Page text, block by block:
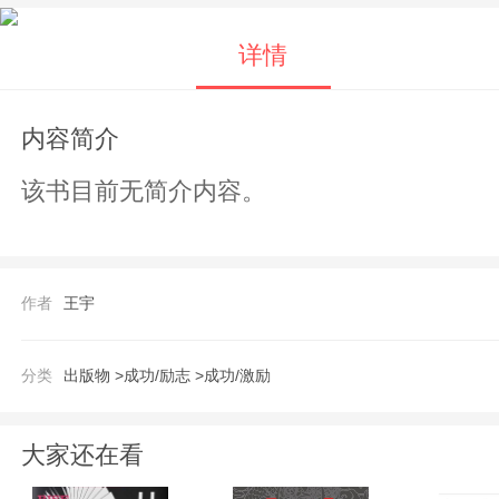
详情
内容简介
该书目前无简介内容。
作者 王宇
分类 出版物 >成功/励志 >成功/激励
大家还在看